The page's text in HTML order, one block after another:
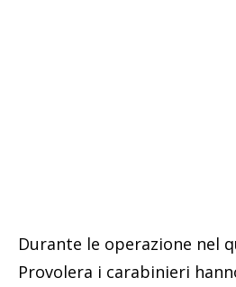
Durante le operazione nel
Provolera i carabinieri